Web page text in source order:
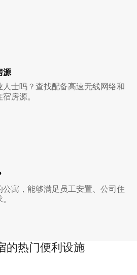
源
士吗？查找配备高速无线网络和
房源。
寓，能够满足员工安置、公司住
的热门便利设施